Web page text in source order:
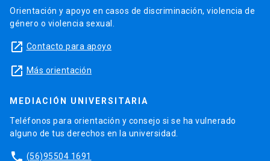
Orientación y apoyo en casos de discriminación, violencia de
género o violencia sexual.
launch Contacto para apoyo
launch Más orientación
MEDIACIÓN UNIVERSITARIA
Teléfonos para orientación y consejo si se ha vulnerado
alguno de tus derechos en la universidad.
phone (56)95504 1691